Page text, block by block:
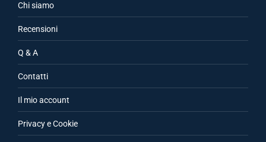
Chi siamo
Recensioni
Q & A
Contatti
Il mio account
Privacy e Cookie